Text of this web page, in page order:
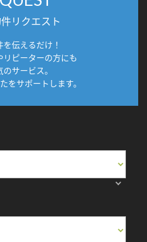
リクエスト
伝えるだけ！
リピーターの方にも
サービス。
をサポートします。